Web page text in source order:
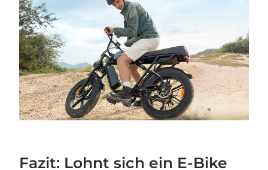
Fazit: Lohnt sich ein E-Bike